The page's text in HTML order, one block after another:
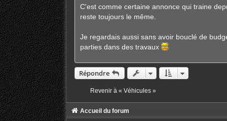
g
e
C'est comme certaine annonce qui traine
reste toujours le même.
Je regardais aussi sans avoir bouclé de
parties dans des travaux
Répondre
Revenir à « Véhicules »
Accueil du forum